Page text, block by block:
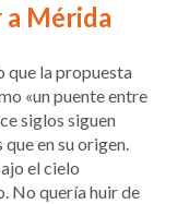
a Mérida
que la propuesta
«un puente entre
siglos siguen
en su origen.
el cielo
No quería huir de